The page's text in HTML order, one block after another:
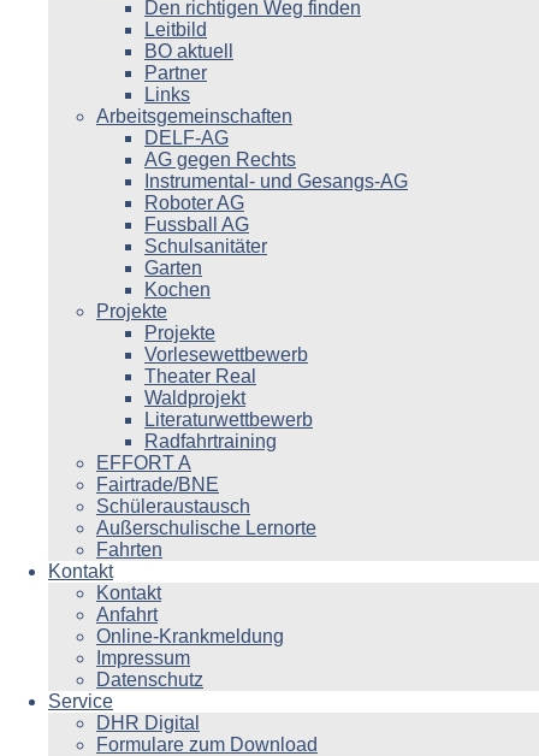
Den richtigen Weg finden
Leitbild
BO aktuell
Partner
Links
Arbeitsgemeinschaften
DELF-AG
AG gegen Rechts
Instrumental- und Gesangs-AG
Roboter AG
Fussball AG
Schulsanitäter
Garten
Kochen
Projekte
Projekte
Vorlesewettbewerb
Theater Real
Waldprojekt
Literaturwettbewerb
Radfahrtraining
EFFORT A
Fairtrade/BNE
Schüleraustausch
Außerschulische Lernorte
Fahrten
Kontakt
Kontakt
Anfahrt
Online-Krankmeldung
Impressum
Datenschutz
Service
DHR Digital
Formulare zum Download